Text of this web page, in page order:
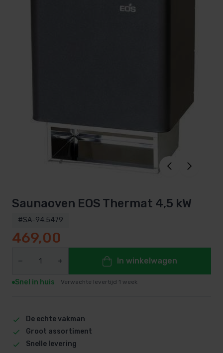
Saunaoven EOS Thermat 4,5 kW
#SA-94.5479
469,00
In winkelwagen
Snel in huis Verwachte levertijd 1 week
De echte vakman
Groot assortiment
Snelle levering